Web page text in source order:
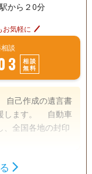
から２0分
お気軽に
談
相談
無料
自己作成の遺言書
します。 自動車
、全国各地の封印